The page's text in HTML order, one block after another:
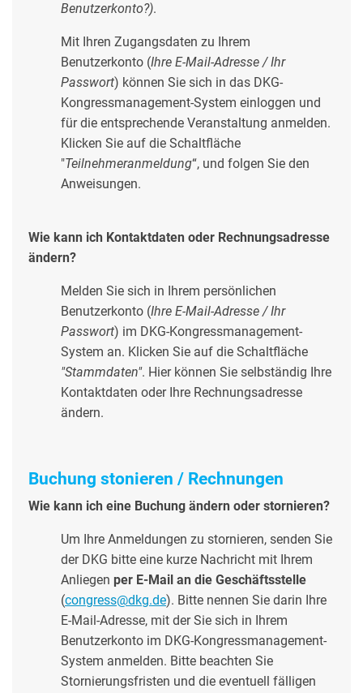
Benutzerkonto?).
Mit Ihren Zugangsdaten zu Ihrem
Benutzerkonto (Ihre E-Mail-Adresse / Ihr
Passwort) können Sie sich in das DKG-
Kongressmanagement-System einloggen und
für die entsprechende Veranstaltung anmelden.
Klicken Sie auf die Schaltfläche
"Teilnehmeranmeldung“, und folgen Sie den
Anweisungen.
Wie kann ich Kontaktdaten oder Rechnungsadresse
ändern?
Melden Sie sich in Ihrem persönlichen
Benutzerkonto (Ihre E-Mail-Adresse / Ihr
Passwort) im DKG-Kongressmanagement-
System an. Klicken Sie auf die Schaltfläche
"Stammdaten". Hier können Sie selbständig Ihre
Kontaktdaten oder Ihre Rechnungsadresse
ändern.
Buchung stonieren / Rechnungen
Wie kann ich eine Buchung ändern oder stornieren?
Um Ihre Anmeldungen zu stornieren, senden Sie
der DKG bitte eine kurze Nachricht mit Ihrem
Anliegen per E-Mail an die Geschäftsstelle
(congress@dkg.de). Bitte nennen Sie darin Ihre
E-Mail-Adresse, mit der Sie sich in Ihrem
Benutzerkonto im DKG-Kongressmanagement-
System anmelden. Bitte beachten Sie
Stornierungsfristen und die eventuell fälligen